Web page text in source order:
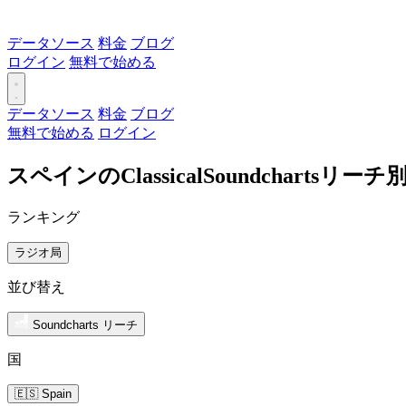
データソース 料金 ブログ
ログイン 無料で始める
データソース 料金 ブログ
無料で始める ログイン
スペインのClassicalSoundchartsリーチ
ランキング
ラジオ局
並び替え
Soundcharts リーチ
国
🇪🇸 Spain